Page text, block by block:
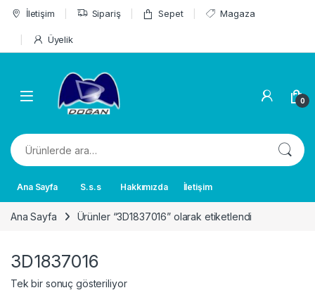
Skip to navigation
Skip to content
İletişim Sipariş Sepet Magaza
Üyelik
0
Ara:
Ana Sayfa S.s.s Hakkımızda İletişim
Ana Sayfa Ürünler “3D1837016” olarak etiketlendi
3D1837016
Tek bir sonuç gösteriliyor